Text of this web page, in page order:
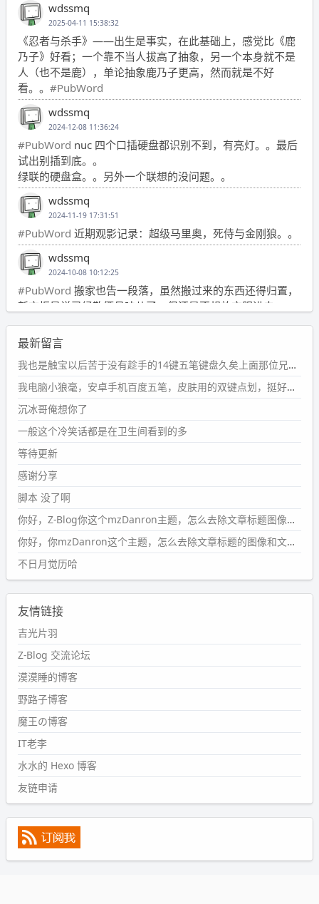
wdssmq
2025-04-11 15:38:32
《忍者与杀手》——出生是事实，在此基础上，感觉比《鹿
乃子》好看；一个靠不当人拔高了抽象，另一个本身就不是
人（也不是鹿），单论抽象鹿乃子更高，然而就是不好
看。。 #PubWord
wdssmq
2024-12-08 11:36:24
#PubWord nuc 四个口插硬盘都识别不到，有亮灯。。最后
试出别插到底。。
绿联的硬盘盒。。另外一个联想的没问题。。
wdssmq
2024-11-19 17:31:51
#PubWord 近期观影记录：超级马里奥，死侍与金刚狼。。
wdssmq
2024-10-08 10:12:25
#PubWord 搬家也告一段落，虽然搬过来的东西还得归置，
新衣柜虽说已经散俩月味儿了，但还是不想放衣服进去。
wdssmq
2024-09-23 21:00:49
#PubWord要不我每年汇总整理一次？？碎雨集_沉冰浮水_
第1页https://www.wdssmq.com/tag/%E7%A2%8E%E9%9
B%A8%E9%9B%86/
wdssmq
2024-09-23 20:58:40
#PubWord
条嘟？？？？
wdssmq
2024-09-15 10:32:07
#PubWordVSCode 内 git 操作卡住的时候没办法主动取消
一直是个痛点，一般都是推送或拉取，今天连提交都卡
了。。
wdssmq
2024-09-11 08:45:43
#PubWord
然后天凉了，为了应对踢被子买了睡袋，不知道 1.2 米会不
会略窄。。
wdssmq
2024-09-09 19:43:00
#PubWord
表，21 年 11 月底发现 B 站上线了这部，直到前几天才看
完，还是分两次看的。。接下来有五项是 2019 年的，都是
电影 —— 略长的待办列表。。
最新留言
我也是触宝以后苦于没有趁手的14键五笔键盘久矣上面那位兄台用的百度双键点划布局我也用过很久，那个皮肤做得很粗糙，个别键位的触发区域是错位的，快速打字时很容易出错，修改它的皮肤文件校正后勉强能用，但早年出的皮肤分辨率太低，实在谈不上美观。百度小米定制版的商店里有一个"小黑板"皮肤还不错(百度官方输入法商店里没有)，但那个风格我不喜欢这两天找到了一个叫"森林集"的公众号，开发了海量的皮肤，很多都有14键版本，付费但很便宜，几块钱，终于有自己满意的输入法了搜了一下，这个工作室还是百度的官方合作伙伴，不知道为什么14键作品都不在官方商店上架，难道是百度官方在刻意放弃14键？
我电脑小狼毫，安卓手机百度五笔，皮肤用的双键点划，挺好的。
沉冰哥俺想你了
一般这个冷笑话都是在卫生间看到的多
等待更新
感谢分享
脚本 没了啊
你好，Z-Blog你这个mzDanron主题，怎么去除文章标题图像和文章摘要，仅显示标题，感谢回复！
你好，你mzDanron这个主题，怎么去除文章标题的图像和文章摘要！仅显示标题，感谢回复解决！
不日月觉历哈
友情链接
吉光片羽
Z-Blog 交流论坛
漠漠睡的博客
野路子博客
魔王の博客
IT老李
水水的 Hexo 博客
友链申请